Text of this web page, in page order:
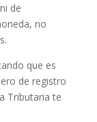
de
no
que es
de registro
Tributaria te